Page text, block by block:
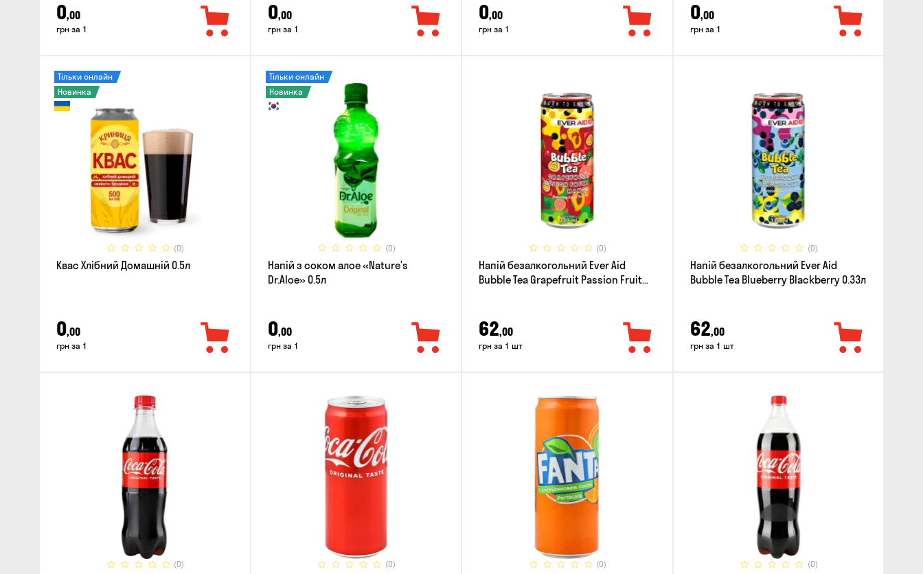
0,00
грн за 1
0,00
грн за 1
0,00
грн за 1
0,00
грн за 1
(0)
Тільки онлайн
Новинка
Квас Хлібний Домашній 0.5л
0,00
грн за 1
(0)
Тільки онлайн
Новинка
Напій з соком алое «Nature’s
Dr.Aloe» 0.5л
0,00
грн за 1
(0)
Напій безалкогольний Ever Aid
Bubble Tea Grapefruit Passion Fruit
62,00
грн за 1 шт
(0)
Напій безалкогольний Ever Aid
Bubble Tea Blueberry Blackberry 0.33л
62,00
грн за 1 шт
(0) (0) (0) (0)